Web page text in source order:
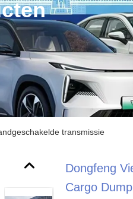
transmissie
Dongfeng
Cargo